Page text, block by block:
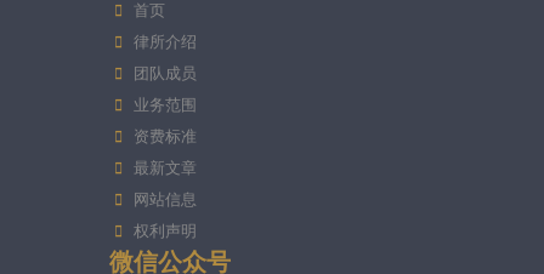
首页
律所介绍
团队成员
业务范围
资费标准
最新文章
网站信息
权利声明
微信公众号